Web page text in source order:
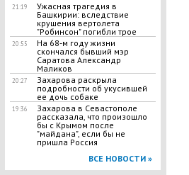
21:19
​Ужасная трагедия в
Башкирии: вследствие
крушения вертолета
"Робинсон" погибли трое
20:55
На 68-м году жизни
скончался бывший мэр
Саратова Александр
Маликов
20:27
Захарова раскрыла
подробности об укусившей
ее дочь собаке
19:36
Захарова в Севастополе
рассказала, что произошло
бы с Крымом после
"майдана", если бы не
пришла Россия
ВСЕ НОВОСТИ »